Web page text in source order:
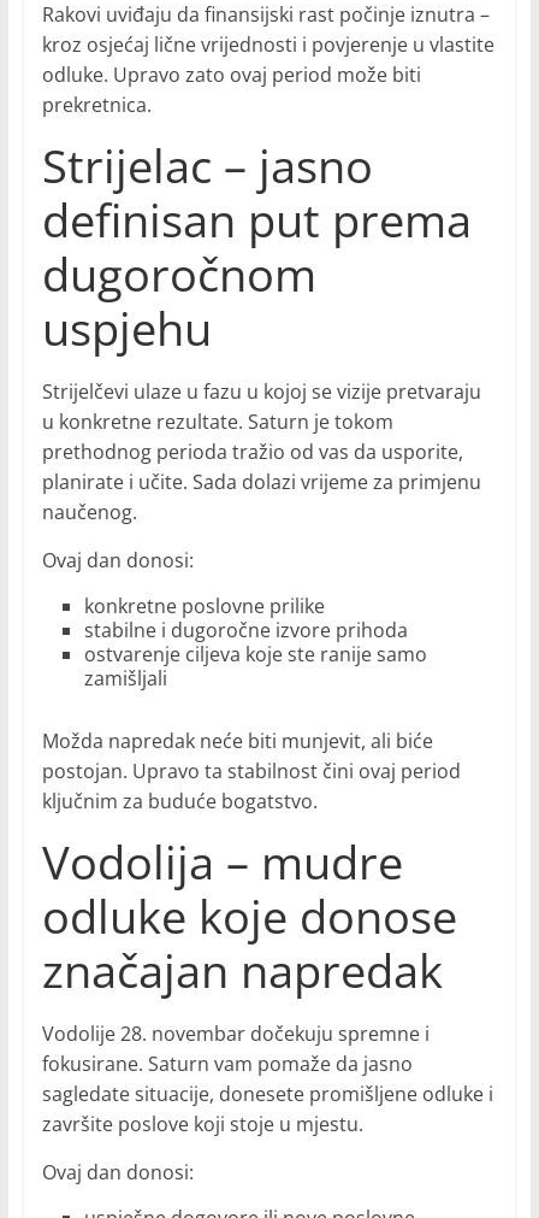
Rakovi uviđaju da finansijski rast počinje iznutra –
kroz osjećaj lične vrijednosti i povjerenje u vlastite
odluke. Upravo zato ovaj period može biti
prekretnica.
Strijelac – jasno
definisan put prema
dugoročnom
uspjehu
Strijelčevi ulaze u fazu u kojoj se vizije pretvaraju
u konkretne rezultate. Saturn je tokom
prethodnog perioda tražio od vas da usporite,
planirate i učite. Sada dolazi vrijeme za primjenu
naučenog.
Ovaj dan donosi:
konkretne poslovne prilike
stabilne i dugoročne izvore prihoda
ostvarenje ciljeva koje ste ranije samo
zamišljali
Možda napredak neće biti munjevit, ali biće
postojan. Upravo ta stabilnost čini ovaj period
ključnim za buduće bogatstvo.
Vodolija – mudre
odluke koje donose
značajan napredak
Vodolije 28. novembar dočekuju spremne i
fokusirane. Saturn vam pomaže da jasno
sagledate situacije, donesete promišljene odluke i
završite poslove koji stoje u mjestu.
Ovaj dan donosi: